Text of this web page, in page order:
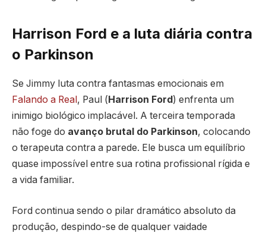
Harrison Ford e a luta diária contra
o Parkinson
Se Jimmy luta contra fantasmas emocionais em
Falando a Real, Paul (Harrison Ford) enfrenta um
inimigo biológico implacável. A terceira temporada
não foge do avanço brutal do Parkinson, colocando
o terapeuta contra a parede. Ele busca um equilíbrio
quase impossível entre sua rotina profissional rígida e
a vida familiar.
Ford continua sendo o pilar dramático absoluto da
produção, despindo-se de qualquer vaidade